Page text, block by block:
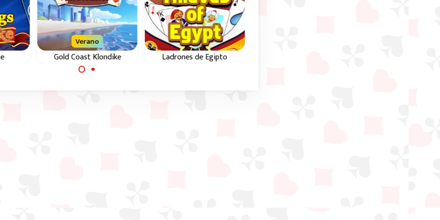
Gold Coast Klondike
Verano
en 5 niveles de dificultad
Ladrones de Egipto
Solitario de Cuarenta